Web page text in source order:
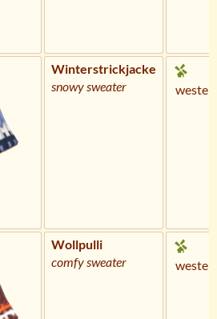
Winterstrickjacke
snowy sweater
Wollpulli
comfy sweater